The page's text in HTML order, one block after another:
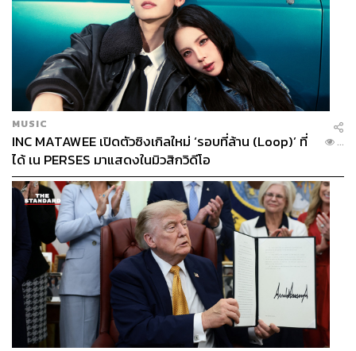
MUSIC
INC MATAWEE เปิดตัวซิงเกิลใหม่ ‘รอบที่ล้าน (Loop)’ ที่
ได้ เน PERSES มาแสดงในมิวสิกวิดีโอ
...